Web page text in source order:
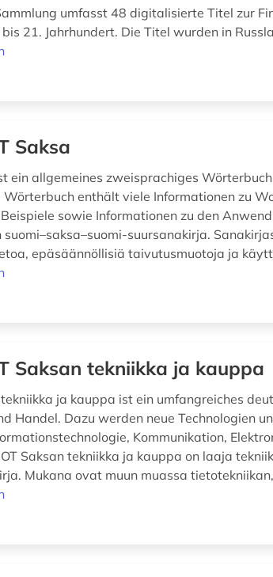
umfasst 48 digitalisierte Titel zur
21. Jahrhundert. Die Titel wurden in
Saksa
ein allgemeines zweisprachiges
Wörterbuch enthält viele Informationen zu
sowie Informationen zu den
suomi–saksa–suomi-suursanakirja.
epäsäännöllisiä taivutusmuotoja ja
Saksan tekniikka ja kauppa
tekniikka ja kauppa ist ein umfangreiches
Handel. Dazu werden neue Technologien
Kommunikation,
Saksan tekniikka ja kauppa on laaja
Mukana ovat muun muassa